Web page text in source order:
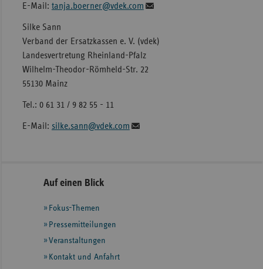
E-Mail: tanja.boerner@vdek.com
Silke Sann
Verband der Ersatzkassen e. V. (vdek)
Landesvertretung Rheinland-Pfalz
Wilhelm-Theodor-Römheld-Str. 22
55130 Mainz
Tel.: 0 61 31 / 9 82 55 - 11
E-Mail: silke.sann@vdek.com
Seitennavigation
Seitenleiste
weiteren
Informationen
Auf einen Blick
Fokus-Themen
Pressemitteilungen
Veranstaltungen
Kontakt und Anfahrt